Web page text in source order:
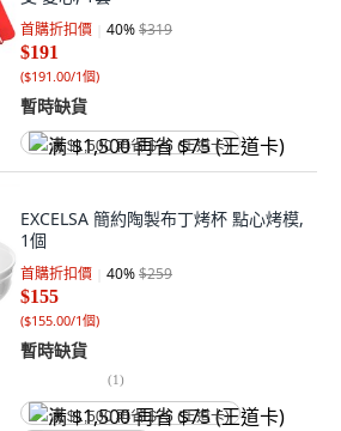
首購折扣價 40%$319
$191
($191.00/1個)
暫時缺貨
满 $1,500 再省 $75 (王道卡)
EXCELSA 簡約陶製布丁烤杯 點心烤模,
1個
首購折扣價 40%$259
$155
($155.00/1個)
暫時缺貨
(1)
满 $1,500 再省 $75 (王道卡)